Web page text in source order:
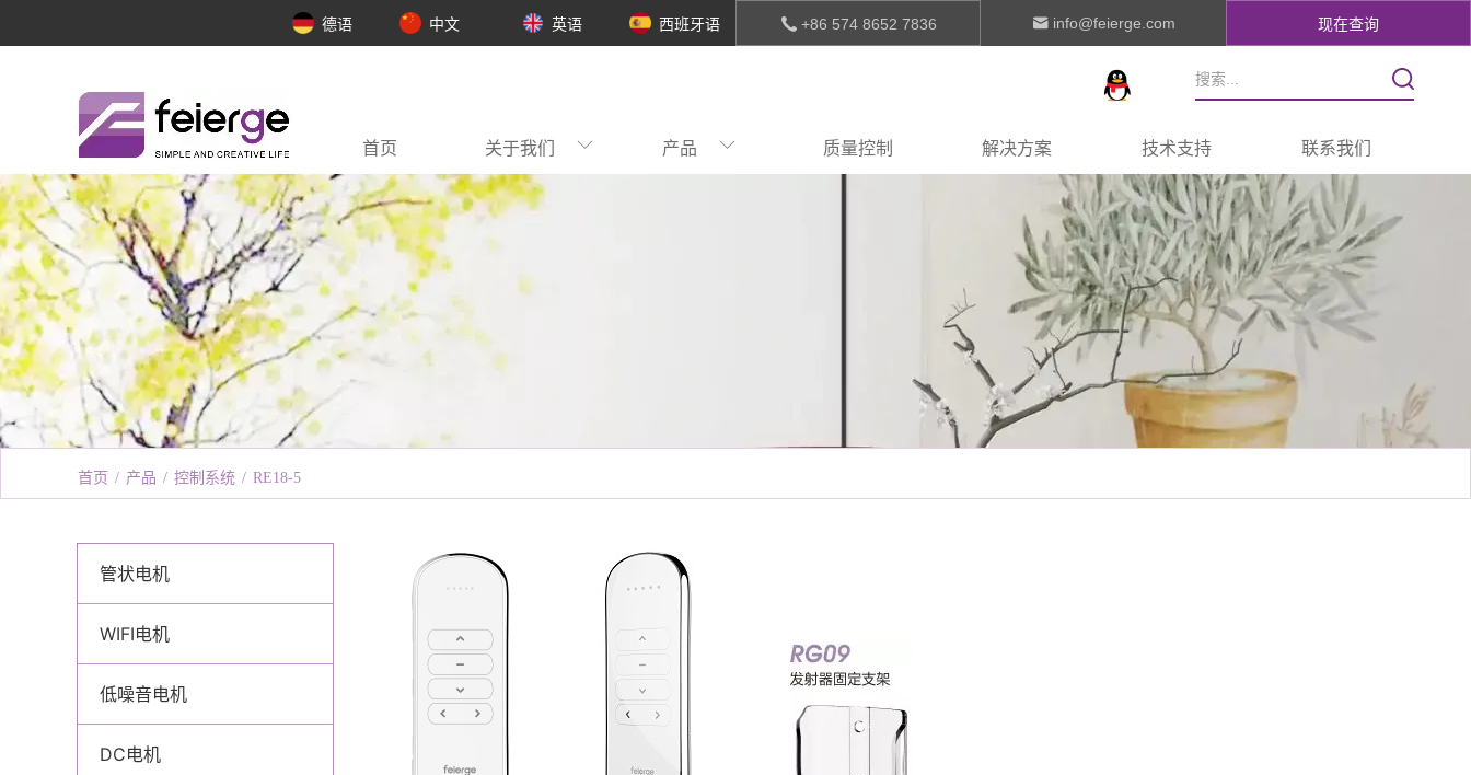
德语 中文 英语 西班牙语 +86 574 8652 7836 info@feierge.com 现在查询
首页 关于我们 产品 质量控制 解决方案 技术支持 联系我们
首页 / 产品 / 控制系统 / RE18-5
管状电机
WIFI电机
低噪音电机
DC电机